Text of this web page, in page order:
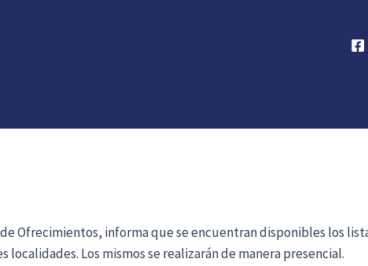
Ofrecimientos, informa que se encuentran disponibles los
Los mismos se realizarán de manera presencial.